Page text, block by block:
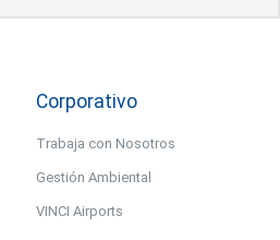
Corporativo
Trabaja con Nosotros
Gestión Ambiental
VINCI Airports